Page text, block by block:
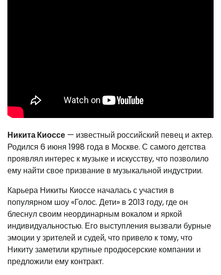
Никита Киоссе — известный российский певец и актер.
Родился 6 июня 1998 года в Москве. С самого детства
проявлял интерес к музыке и искусству, что позволило
ему найти свое призвание в музыкальной индустрии.
Карьера Никиты Киоссе началась с участия в
популярном шоу «Голос. Дети» в 2013 году, где он
блеснул своим неординарным вокалом и яркой
индивидуальностью. Его выступления вызвали бурные
эмоции у зрителей и судей, что привело к тому, что
Никиту заметили крупные продюсерские компании и
предложили ему контракт.